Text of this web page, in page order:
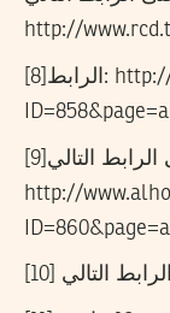
http://
[8]الرابط: http://www.alhorria.info.tn/article/?
[9]انظر نص المقال على الرابط التالي
http://